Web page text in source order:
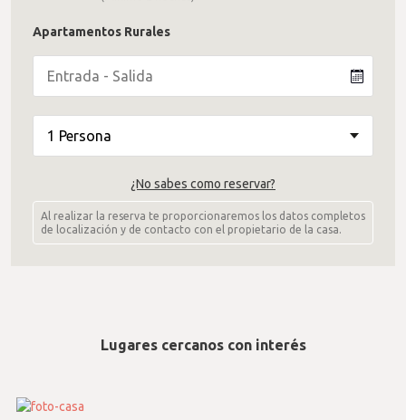
Apartamentos Rurales
¿No sabes como reservar?
Al realizar la reserva te proporcionaremos los datos completos
de localización y de contacto con el propietario de la casa.
Lugares cercanos con interés